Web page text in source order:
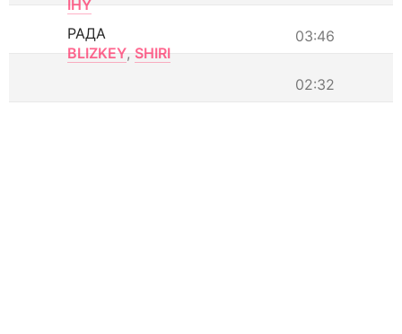
IHY
03:46
РАДА
BLIZKEY, SHIRI
02:32